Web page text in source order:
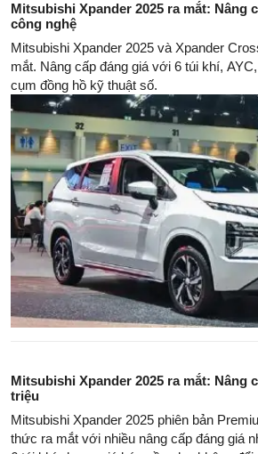
Mitsubishi Xpander 2025 ra mắt: Nâng
công nghệ
Mitsubishi Xpander 2025 và Xpander
mắt. Nâng cấp đáng giá với 6 túi khí,
cụm đồng hồ kỹ thuật số.
Mitsubishi Xpander 2025 ra mắt: Nâng
triệu
Mitsubishi Xpander 2025 phiên bản
thức ra mắt với nhiều nâng cấp đáng giá